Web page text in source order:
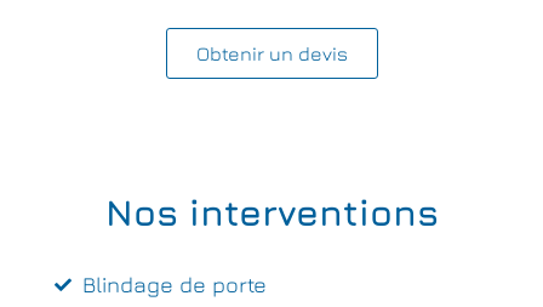
Obtenir un devis
Nos interventions
Blindage de porte